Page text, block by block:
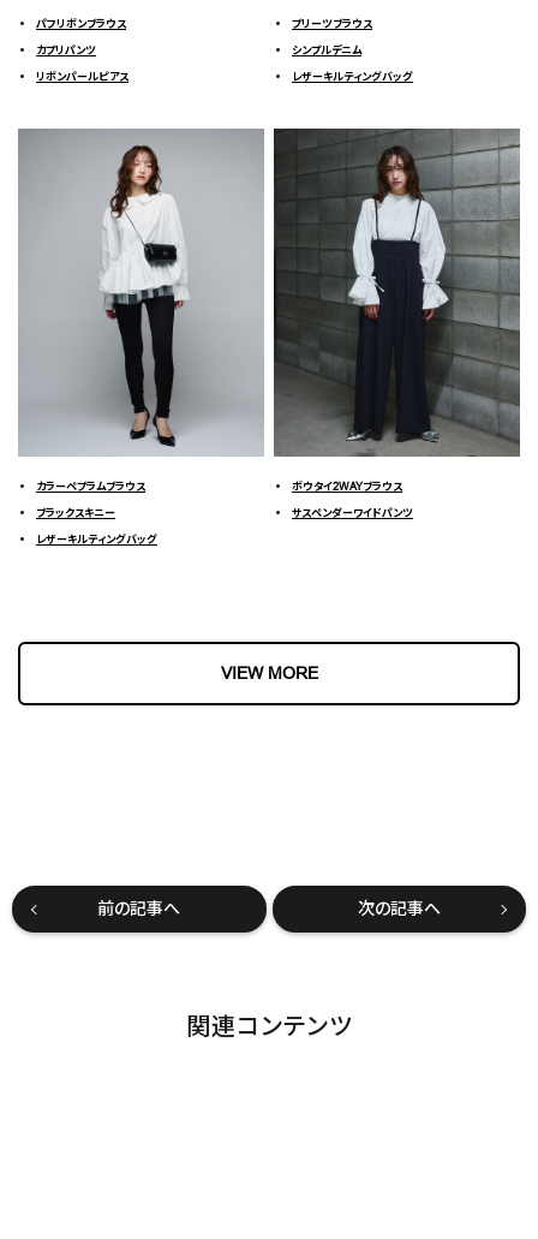
パフリボンブラウス
カプリパンツ
リボンパールピアス
プリーツブラウス
シンプルデニム
レザーキルティングバッグ
カラーペプラムブラウス
ブラックスキニー
レザーキルティングバッグ
ボウタイ2WAYブラウス
サスペンダーワイドパンツ
VIEW MORE
前の記事へ 次の記事へ
関連コンテンツ